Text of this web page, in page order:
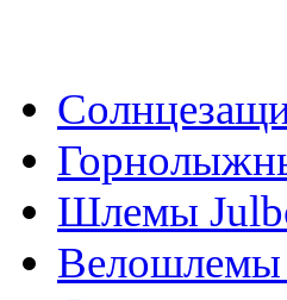
Шлемы
Велошлемы